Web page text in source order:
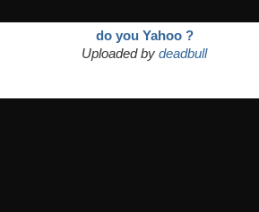
do you Yahoo ?
Uploaded by deadbull